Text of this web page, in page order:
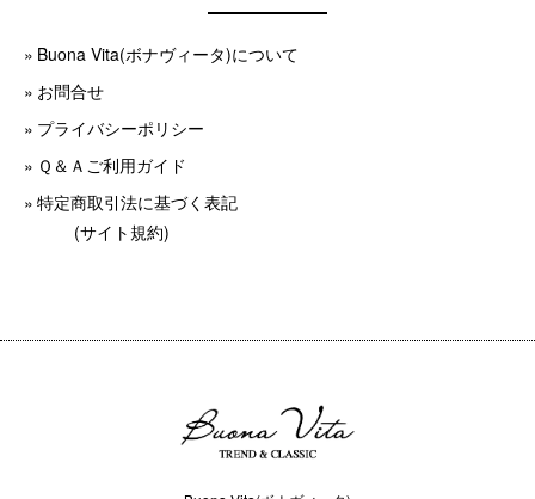
Buona Vita(ボナヴィータ)について
お問合せ
プライバシーポリシー
Ｑ＆Ａご利用ガイド
特定商取引法に基づく表記
(サイト規約)